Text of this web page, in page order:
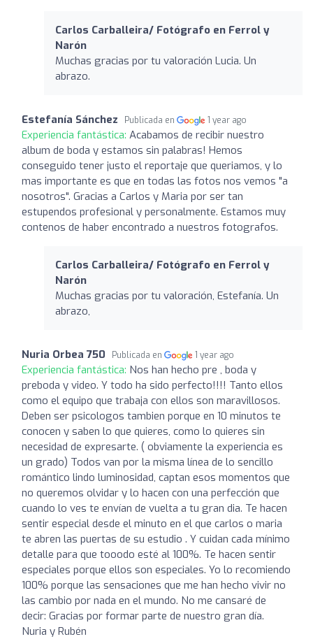
Carlos Carballeira/ Fotógrafo en Ferrol y
Narón
Muchas gracias por tu valoración Lucia. Un
abrazo.
Estefanía Sánchez Publicada en 1 year ago
Experiencia fantástica: Acabamos de recibir nuestro
album de boda y estamos sin palabras! Hemos
conseguido tener justo el reportaje que queriamos, y lo
mas importante es que en todas las fotos nos vemos "a
nosotros". Gracias a Carlos y Maria por ser tan
estupendos profesional y personalmente. Estamos muy
contenos de haber encontrado a nuestros fotografos.
Carlos Carballeira/ Fotógrafo en Ferrol y
Narón
Muchas gracias por tu valoración, Estefanía. Un
abrazo,
Nuria Orbea 750 Publicada en 1 year ago
Experiencia fantástica: Nos han hecho pre , boda y
preboda y video. Y todo ha sido perfecto!!!! Tanto ellos
como el equipo que trabaja con ellos son maravillosos.
Deben ser psicologos tambien porque en 10 minutos te
conocen y saben lo que quieres, como lo quieres sin
necesidad de expresarte. ( obviamente la experiencia es
un grado) Todos van por la misma línea de lo sencillo
romántico lindo luminosidad, captan esos momentos que
no queremos olvidar y lo hacen con una perfección que
cuando lo ves te envían de vuelta a tu gran dia. Te hacen
sentir especial desde el minuto en el que carlos o maria
te abren las puertas de su estudio . Y cuidan cada mínimo
detalle para que tooodo esté al 100%. Te hacen sentir
especiales porque ellos son especiales. Yo lo recomiendo
100% porque las sensaciones que me han hecho vivir no
las cambio por nada en el mundo. No me cansaré de
decir: Gracias por formar parte de nuestro gran día.
Nuria y Rubén